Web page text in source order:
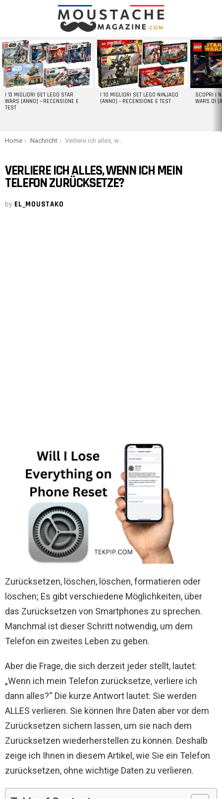
LATEST
STORIES
I 13 MIGLIORI SET LEGO STAR
WARS [ANNO] – RECENSIONE E
TEST
I 10 MIGLIORI SET LEGO NINJAGO
[ANNO] – RECENSIONE E TEST
SCOPRI I
WARS DI
You are here:
Home Nachricht Verliere ich alles, wenn ich mein Telefon zurücksetze?
VERLIERE ICH ALLES, WENN ICH MEIN
TELEFON ZURÜCKSETZE?
by EL_MOUSTAKO
Zurücksetzen, löschen, löschen, formatieren oder
löschen; Es gibt verschiedene Möglichkeiten, über
das Zurücksetzen von Smartphones zu sprechen.
Manchmal ist dieser Schritt notwendig, um dem
Telefon ein zweites Leben zu geben.
Aber die Frage, die sich derzeit jeder stellt, lautet:
„Wenn ich mein Telefon zurücksetze, verliere ich
dann alles?“ Die kurze Antwort lautet: Sie werden
ALLES verlieren. Sie können Ihre Daten aber vor dem
Zurücksetzen sichern lassen, um sie nach dem
Zurücksetzen wiederherstellen zu können. Deshalb
zeige ich Ihnen in diesem Artikel, wie Sie ein Telefon
zurücksetzen, ohne wichtige Daten zu verlieren.